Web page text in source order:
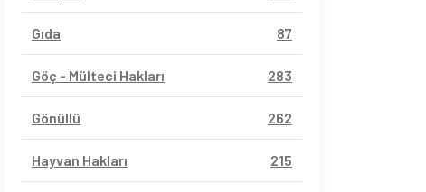
Gıda 87
Göç - Mülteci Hakları 283
Gönüllü 262
Hayvan Hakları 215